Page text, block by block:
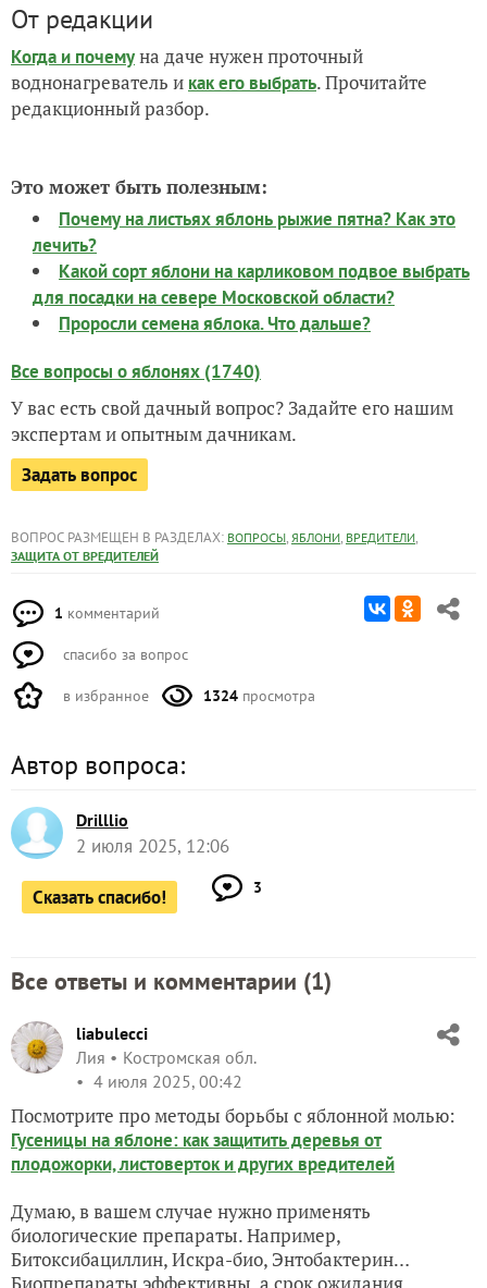
От редакции
Когда и почемуна даче нужен проточный
воднонагреватель и как его выбрать. Прочитайте
редакционный разбор.
Это может быть полезным:
Почему на листьях яблонь рыжие пятна? Как это
лечить?
Какой сорт яблони на карликовом подвое выбрать
для посадки на севере Московской области?
Проросли семена яблока. Что дальше?
Все вопросы о яблонях (1740)
У вас есть свой дачный вопрос? Задайте его нашим
экспертам и опытным дачникам.
Задать вопрос
ВОПРОС РАЗМЕЩЕН В РАЗДЕЛАХ: ВОПРОСЫ, ЯБЛОНИ, ВРЕДИТЕЛИ,
ЗАЩИТА ОТ ВРЕДИТЕЛЕЙ
1 комментарий
спасибо за вопрос
в избранное 1324 просмотра
Автор вопроса:
Drilllio
2 июля 2025, 12:06
Сказать спасибо! 3
Все ответы и комментарии (1)
liabulecci
Лия
Костромская обл.
4 июля 2025, 00:42
Посмотрите про методы борьбы с яблонной молью:
Гусеницы на яблоне: как защитить деревья от
плодожорки, листоверток и других вредителей
Думаю, в вашем случае нужно применять
биологические препараты. Например,
Битоксибациллин, Искра-био, Энтобактерин…
Биопрепараты эффективны, а срок ожидания